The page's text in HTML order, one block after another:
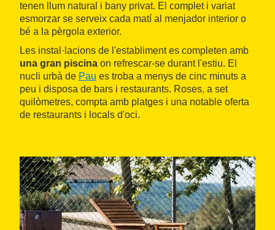
tenen llum natural i bany privat. El complet i variat
esmorzar se serveix cada matí al menjador interior o
bé a la pèrgola exterior.
Les instal·lacions de l'establiment es completen amb
una gran piscina on refrescar-se durant l'estiu. El
nucli urbà de Pau es troba a menys de cinc minuts a
peu i disposa de bars i restaurants. Roses, a set
quilòmetres, compta amb platges i una notable oferta
de restaurants i locals d'oci.